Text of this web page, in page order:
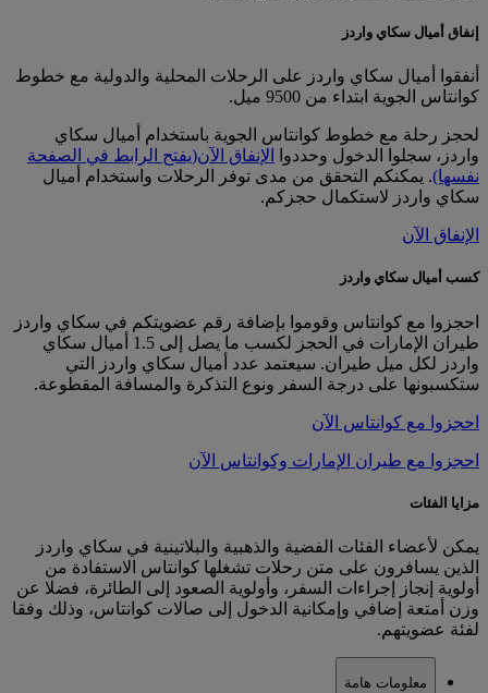
إنفاق أميال سكاي واردز
أنفقوا أميال سكاي واردز على الرحلات المحلية والدولية مع خطوط
كوانتاس الجوية ابتداء من 9500 ميل.
لحجز رحلة مع خطوط كوانتاس الجوية باستخدام أميال سكاي
واردز، سجلوا الدخول وحددوا
الإنفاق الآن(يفتح الرابط في الصفحة
نفسها). يمكنكم التحقق من مدى توفر الرحلات واستخدام أميال
سكاي واردز لاستكمال حجزكم.
الإنفاق الآن
كسب أميال سكاي واردز
احجزوا مع كوانتاس وقوموا بإضافة رقم عضويتكم في سكاي واردز
طيران الإمارات في الحجز لكسب ما يصل إلى 1.5 أميال سكاي
واردز لكل ميل طيران. سيعتمد عدد أميال سكاي واردز التي
ستكسبونها على درجة السفر ونوع التذكرة والمسافة المقطوعة.
احجزوا مع كوانتاس الآن
احجزوا مع طيران الإمارات وكوانتاس الآن
مزايا الفئات
يمكن لأعضاء الفئات الفضية والذهبية والبلاتينية في سكاي واردز
الذين يسافرون على متن رحلات تشغلها كوانتاس الاستفادة من
أولوية إنجاز إجراءات السفر، وأولوية الصعود إلى الطائرة، فضلا عن
وزن أمتعة إضافي وإمكانية الدخول إلى صالات كوانتاس، وذلك وفقا
لفئة عضويتهم.
معلومات هامة